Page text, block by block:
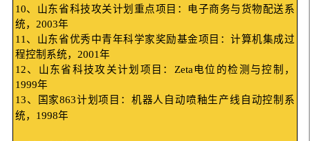
10、山东省科技攻关计划重点项目：电子商务与货物配送系
统， 2003年
11 、山东省优秀中青年科学家奖励基金项目：计算机集成过
程控制系统， 2001年
12、山东省科技攻关计划项目： Zeta电位的检测与控制，
1999年
13、国家863计划项目：机器人自动喷釉生产线自动控制系
统， 1998年